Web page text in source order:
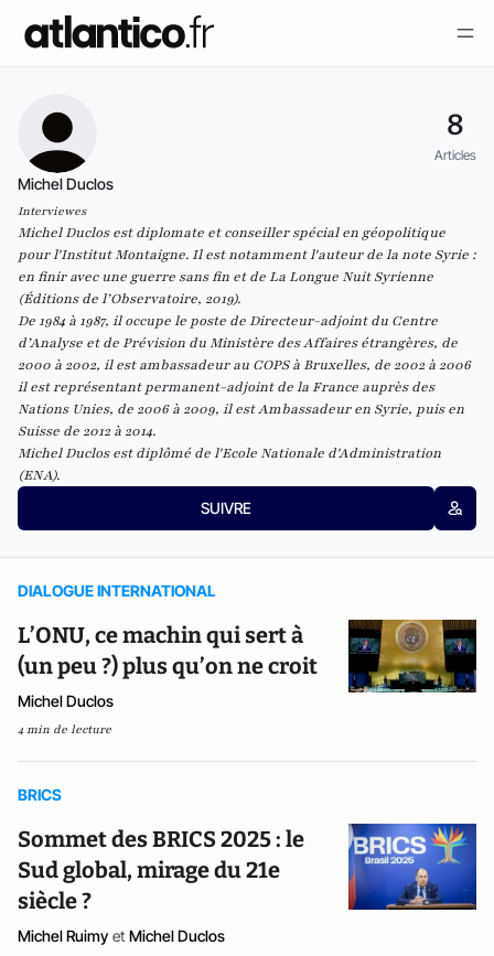
8
Articles
Michel Duclos
Interviewes
Michel Duclos est diplomate et conseiller spécial en géopolitique
pour l'Institut Montaigne. Il est notamment l'auteur de la noteSyrie :
en finir avec une guerre sans fin et deLa Longue Nuit Syrienne
(Éditions de l’Observatoire, 2019).
De 1984 à 1987, il occupe le poste de Directeur-adjoint du Centre
d’Analyse et de Prévision du Ministère des Affaires étrangères, de
2000 à 2002, il est ambassadeur au COPS à Bruxelles, de 2002 à 2006
il est représentant permanent-adjoint de la France auprès des
Nations Unies, de 2006 à 2009, il est Ambassadeur en Syrie, puis en
Suisse de 2012 à 2014.
Michel Duclos est diplômé de l'Ecole Nationale d'Administration
(ENA).
SUIVRE
DIALOGUE INTERNATIONAL
L’ONU, ce machin qui sert à
(un peu ?) plus qu’on ne croit
Michel Duclos
4 min de lecture
BRICS
Sommet des BRICS 2025 : le
Sud global, mirage du 21e
siècle ?
Michel Ruimy et Michel Duclos